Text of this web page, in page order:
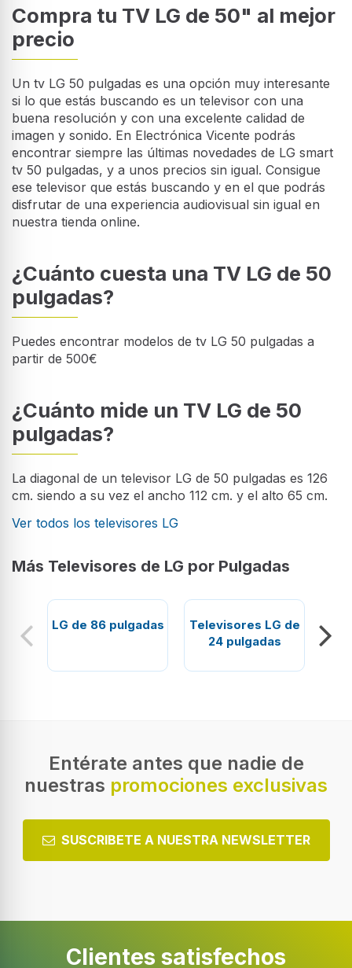
Compra tu TV LG de 50" al mejor
precio
Un tv LG 50 pulgadas es una opción muy interesante
si lo que estás buscando es un televisor con una
buena resolución y con una excelente calidad de
imagen y sonido. En Electrónica Vicente podrás
encontrar siempre las últimas novedades de LG smart
tv 50 pulgadas, y a unos precios sin igual. Consigue
ese televisor que estás buscando y en el que podrás
disfrutar de una experiencia audiovisual sin igual en
nuestra tienda online.
¿Cuánto cuesta una TV LG de 50
pulgadas?
Puedes encontrar modelos de tv LG 50 pulgadas a
partir de 500€
¿Cuánto mide un TV LG de 50
pulgadas?
La diagonal de un televisor LG de 50 pulgadas es 126
cm. siendo a su vez el ancho 112 cm. y el alto 65 cm.
Ver todos los televisores LG
Más Televisores de LG por Pulgadas
LG de 86 pulgadas
Televisores LG de
24 pulgadas
Entérate antes que nadie de
nuestras promociones exclusivas
SUSCRIBETE A NUESTRA NEWSLETTER
Clientes satisfechos